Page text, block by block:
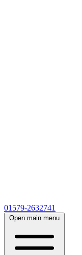
01579-2632741
Open main menu